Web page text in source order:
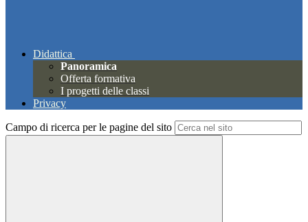
Didattica
Panoramica
Offerta formativa
I progetti delle classi
Privacy
Campo di ricerca per le pagine del sito